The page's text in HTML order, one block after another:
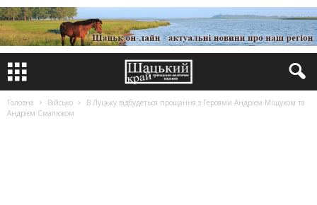
Головна Військо
В Луцьку відбудеться прощання з Героями Андрієм Міщуком та
Андрієм Смалюком